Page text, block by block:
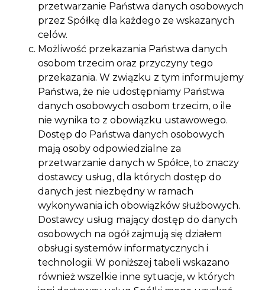
przetwarzanie Państwa danych osobowych
przez Spółkę dla każdego ze wskazanych
celów.
Możliwość przekazania Państwa danych
osobom trzecim oraz przyczyny tego
przekazania. W związku z tym informujemy
Państwa, że nie udostępniamy Państwa
danych osobowych osobom trzecim, o ile
nie wynika to z obowiązku ustawowego.
Dostęp do Państwa danych osobowych
mają osoby odpowiedzialne za
przetwarzanie danych w Spółce, to znaczy
dostawcy usług, dla których dostęp do
danych jest niezbędny w ramach
wykonywania ich obowiązków służbowych.
Dostawcy usług mający dostęp do danych
osobowych na ogół zajmują się działem
obsługi systemów informatycznych i
technologii. W poniższej tabeli wskazano
również wszelkie inne sytuacje, w których